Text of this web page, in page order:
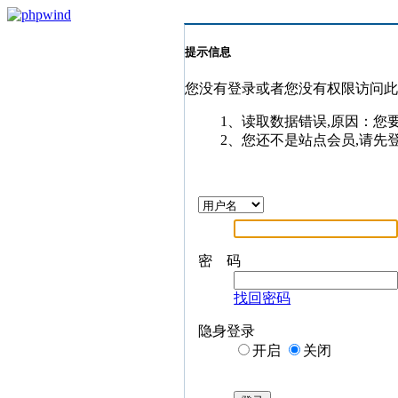
提示信息
您没有登录或者您没有权限访问
1、读取数据错误,原因：您
2、您还不是站点会员,请先
密 码
找回密码
隐身登录
开启
关闭